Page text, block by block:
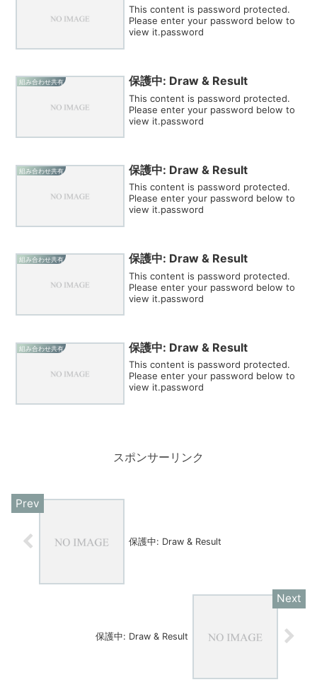
This content is password protected.
Please enter your password below to
view it.password
組み合わせ共有 保護中: Draw & Result
This content is password protected.
Please enter your password below to
view it.password
組み合わせ共有 保護中: Draw & Result
This content is password protected.
Please enter your password below to
view it.password
組み合わせ共有 保護中: Draw & Result
This content is password protected.
Please enter your password below to
view it.password
組み合わせ共有 保護中: Draw & Result
This content is password protected.
Please enter your password below to
view it.password
スポンサーリンク
保護中: Draw & Result
保護中: Draw & Result